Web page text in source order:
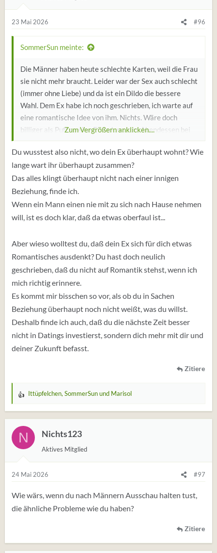
e
n
23 Mai 2026 #96
SommerSun meinte:
Die Männer haben heute schlechte Karten, weil die Frau
sie nicht mehr braucht. Leider war der Sex auch schlecht
(immer ohne Liebe) und da ist ein Dildo die bessere
Wahl. Dem Ex habe ich noch geschrieben, ich warte auf
eine romantische Idee von ihm. Nichts. Wäre doch
billiger als Puff so eine Einladung zum Abendessen bei
sich. Ach ich vergass er wohnt ja in der WG oder bei der
EX . Oder Frau? Strich drunter.
Was mir momentan auffällt. Ich bin immer auf der Flucht
und gleichzeitig auf der Suche. Ich weiß aber nicht was
es ist. Nicht der Mann und auch nicht das Hobby.
Zum Vergrößern anklicken....
Du wusstest also nicht, wo dein Ex überhaupt wohnt? Wie
lange wart ihr überhaupt zusammen?
Das alles klingt überhaupt nicht nach einer innigen
Beziehung, finde ich.
Wenn ein Mann einen nie mit zu sich nach Hause nehmen
will, ist es doch klar, daß da etwas oberfaul ist...
Aber wieso wolltest du, daß dein Ex sich für dich etwas
Romantisches ausdenkt? Du hast doch neulich
geschrieben, daß du nicht auf Romantik stehst, wenn ich
mich richtig erinnere.
Es kommt mir bisschen so vor, als ob du in Sachen
Beziehung überhaupt noch nicht weißt, was du willst.
Deshalb finde ich auch, daß du die nächste Zeit besser
nicht in Datings investierst, sondern dich mehr mit dir und
deiner Zukunft befasst.
Zitiere
W
r
t
u
n
e
n
:
Ittüpfelchen, SommerSunund Marisol
N Nichts123
Aktives Mitglied
24 Mai 2026 #97
Wie wärs, wenn du nach Männern Ausschau halten tust,
die ähnliche Probleme wie du haben?
Zitiere